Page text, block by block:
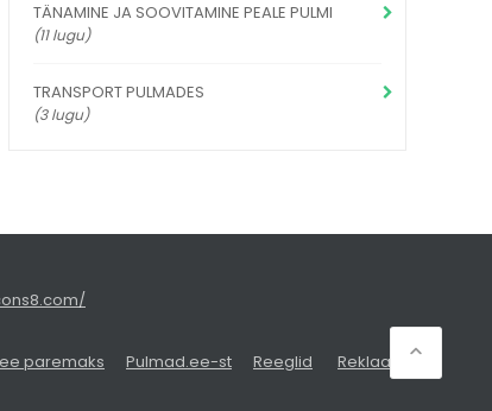
TÄNAMINE JA SOOVITAMINE PEALE PULMI
(11 lugu)
TRANSPORT PULMADES
(3 lugu)
paremaks Pulmad.ee-st Reeglid Reklaam